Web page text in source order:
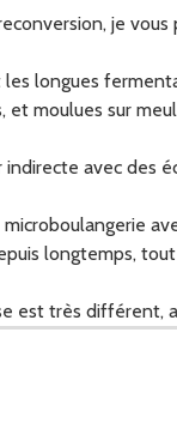
je
longues
et moulues sur
indirecte avec des
longtemps,
est très différent,